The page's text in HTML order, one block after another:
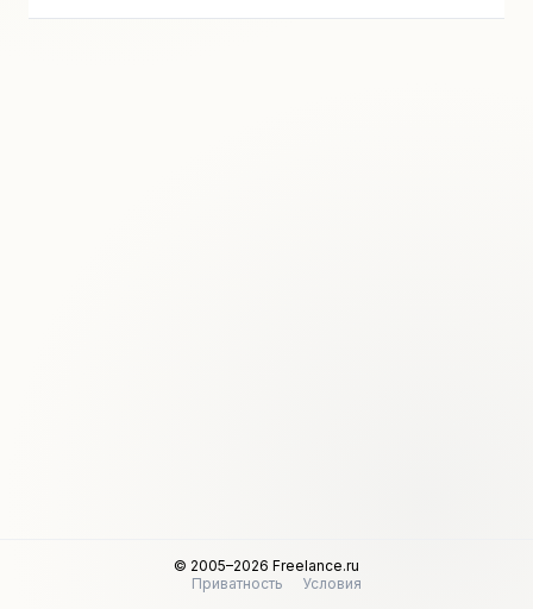
© 2005–2026 Freelance.ru
Приватность
Условия